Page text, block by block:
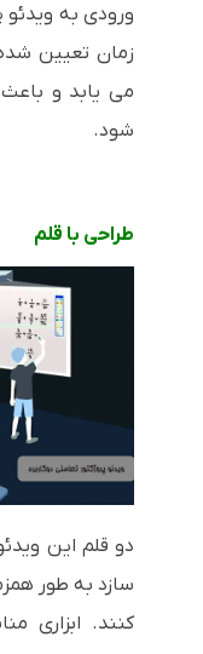
ورودی به
زمان تعیین
می یابد و
شود.
طراحی با قلم
سازد به طور
کنند. ابزاری